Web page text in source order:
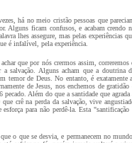
há no meio cristão pessoas que
Alguns ficam confusos, e acabam crendo
lhes assegure, mas pelas experiências
é infalível, pela experiência.
que por nós crermos assim, correremos
salvação. Alguns acham que a doutrina
temor de Deus. No entanto, é exatamente
de Jesus, nos enchemos de gratidão
Além do que a santidade que agrada
crê na perda da salvação, vive
para não perdê-la. Esta "santificação
o que se desvia, e permanecem no